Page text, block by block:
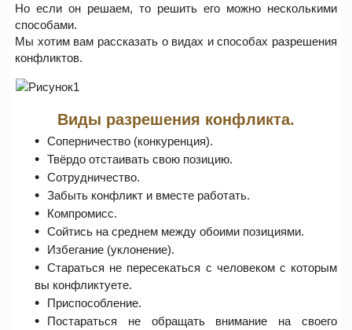
Но если он решаем, то решить его можно несколькими
способами.
Мы хотим вам рассказать о видах и способах разрешения
конфликтов.
Виды разрешения конфликта.
Соперничество (конкуренция).
Твёрдо отстаивать свою позицию.
Сотрудничество.
Забыть конфликт и вместе работать.
Компромисс.
Сойтись на среднем между обоими позициями.
Избегание (уклонение).
Стараться не пересекаться с человеком с которым
вы конфликтуете.
Приспособление.
Постараться не обращать внимание на своего